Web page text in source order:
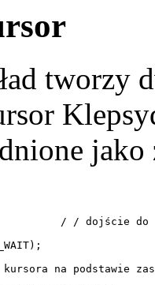
tworzy
/ / dojście do
kursora na podstawie